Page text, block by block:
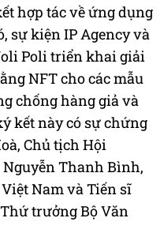
hợp tác về ứng dụng
sự kiện IP Agency và
Poli triển khai giải
NFT cho các mẫu
chống hàng giả và
kết này có sự chứng
Chủ tịch Hội
Thanh Bình,
Nam và Tiến sĩ
trưởng Bộ Văn